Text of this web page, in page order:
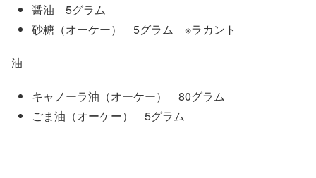
醤油 5グラム
砂糖（オーケー） 5グラム ※ラカント
油
キャノーラ油（オーケー） 80グラム
ごま油（オーケー） 5グラム